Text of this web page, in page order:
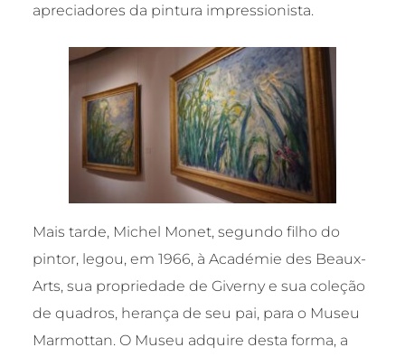
apreciadores da pintura impressionista.
Mais tarde, Michel Monet, segundo filho do
pintor, legou, em 1966, à Académie des Beaux-
Arts, sua propriedade de Giverny e sua coleção
de quadros, herança de seu pai, para o Museu
Marmottan. O Museu adquire desta forma, a